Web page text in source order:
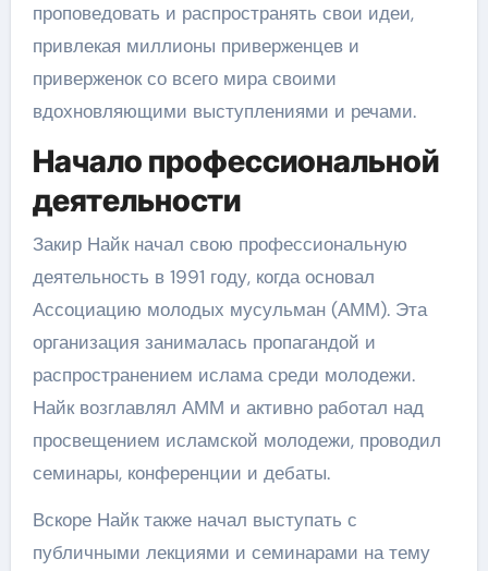
проповедовать и распространять свои идеи,
привлекая миллионы приверженцев и
приверженок со всего мира своими
вдохновляющими выступлениями и речами.
Начало профессиональной
деятельности
Закир Найк начал свою профессиональную
деятельность в 1991 году, когда основал
Ассоциацию молодых мусульман (АММ). Эта
организация занималась пропагандой и
распространением ислама среди молодежи.
Найк возглавлял АММ и активно работал над
просвещением исламской молодежи, проводил
семинары, конференции и дебаты.
Вскоре Найк также начал выступать с
публичными лекциями и семинарами на тему